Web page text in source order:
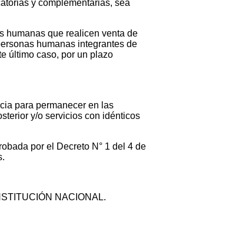
y complementarias, sea
humanas que realicen venta de
humanas integrantes de
último caso, por un plazo
para permanecer en las
y/o servicios con idénticos
por el Decreto N° 1 del 4 de
NACIONAL.